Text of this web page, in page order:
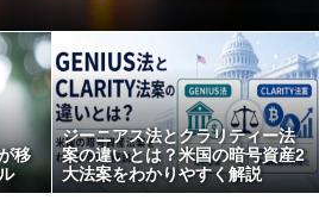
移
ジーニアス法とクラリティー法
案の違いとは？米国の暗号資産2
大法案をわかりやすく解説